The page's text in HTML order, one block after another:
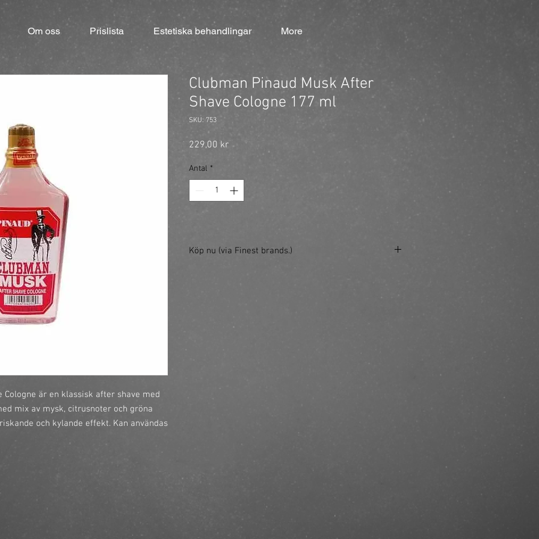
Om oss Prislista Estetiska behandlingar More
är en klassisk after shave med
mix av mysk, citrusnoter och gröna
och kylande effekt. Kan användas
Clubman Pinaud Musk After
Shave Cologne 177 ml
SKU: 753
229,00 krPris
Antal *
Köp nu (via Finest brands.)